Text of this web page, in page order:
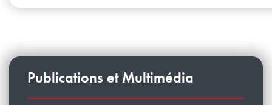
Publications et Multimédia